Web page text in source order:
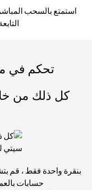
استمتع بالسحب
تحكم في
كل ذلك من
بنقرة واحدة فقط ، قم
حسابات